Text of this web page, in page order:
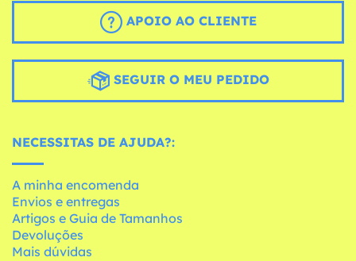
APOIO AO CLIENTE
SEGUIR O MEU PEDIDO
NECESSITAS DE AJUDA?:
A minha encomenda
Envios e entregas
Artigos e Guia de Tamanhos
Devoluções
Mais dúvidas